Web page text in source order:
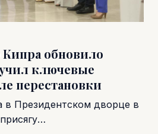
обновило
ключевые
перестановки
в Президентском дворце в